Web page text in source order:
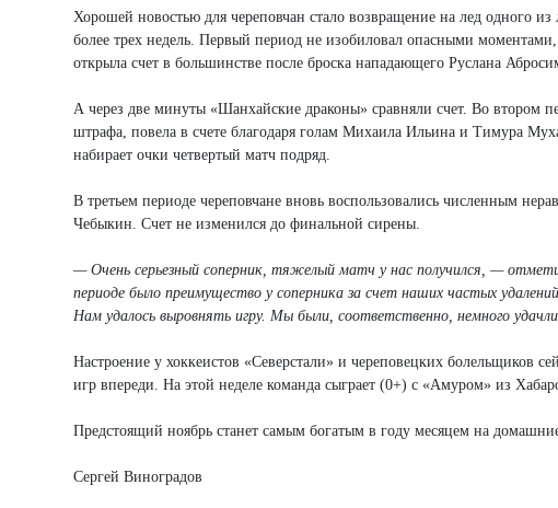
Хорошей новостью для череповчан стало возвращение на лед одного
более трех недель. Первый период не изобиловал опасными
открыла счет в большинстве после броска нападающего Руслана
А через две минуты «Шанхайские драконы» сравняли счет. Во втором
штрафа, повела в счете благодаря голам Михаила Ильина и Тимура
набирает очки четвертый матч подряд.
В третьем периоде череповчане вновь воспользовались численным
Чебыкин. Счет не изменился до финальной сирены.
— Очень серьезный соперник, тяжелый матч у нас получился, —
периоде было преимущество у соперника за счет наших частых
Нам удалось выровнять игру. Мы были, соответственно, немного
Настроение у хоккеистов «Северстали» и череповецких болельщиков
игр впереди. На этой неделе команда сыграет (0+) с «Амуром» из
Предстоящий ноябрь станет самым богатым в году месяцем на
Сергей Виноградов